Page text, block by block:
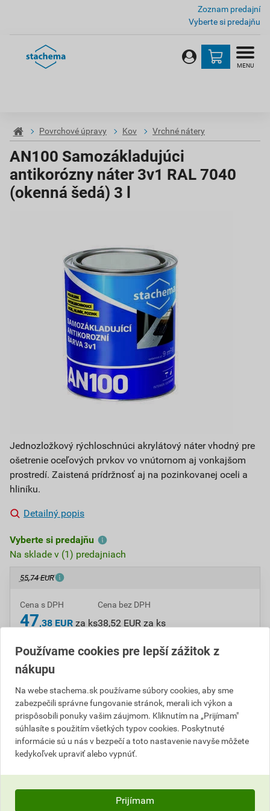
Zoznam predajní
Vyberte si predajňu
MENU
Povrchové úpravy Kov Vrchné nátery
AN100 Samozákladujúci
antikorózny náter 3v1 RAL 7040
(okenná šedá) 3 l
Jednozložkový rýchloschnúci akrylátový náter vhodný pre
ošetrenie oceľových prvkov vo vnútornom aj vonkajšom
prostredí. Zaistená prídržnosť aj na pozinkovanej oceli a
hliníku.
Detailný popis
Vyberte si predajňu
Na sklade v (1) predajniach
55,74 EUR
Cena s DPH
47,38 EUR za ks
Cena bez DPH
38,52 EUR za ks
ks Do košíka
Do košíku pridáte1 ksza47,38EURs DPH
(38,52EURbez DPH).
Číslo položky: C102048
Katalógový kód: 14XYU
VýrobcaStachema
Používame cookies pre lepší zážitok z
nákupu
Na webe stachema.sk používame súbory cookies, aby sme
zabezpečili správne fungovanie stránok, merali ich výkon a
prispôsobili ponuky vašim záujmom. Kliknutím na „Prijímam"
súhlasíte s použitím všetkých typov cookies. Poskytnuté
informácie sú u nás v bezpečí a toto nastavenie navyše môžete
kedykoľvek upraviť alebo vypnúť.
Prijímam